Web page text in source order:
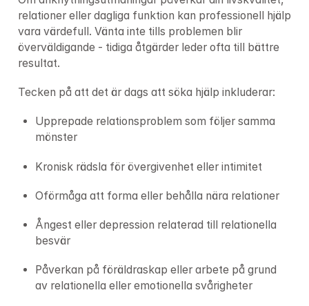
relationer eller dagliga funktion kan professionell hjälp
vara värdefull. Vänta inte tills problemen blir
överväldigande - tidiga åtgärder leder ofta till bättre
resultat.
Tecken på att det är dags att söka hjälp inkluderar:
Upprepade relationsproblem som följer samma
mönster
Kronisk rädsla för övergivenhet eller intimitet
Oförmåga att forma eller behålla nära relationer
Ångest eller depression relaterad till relationella
besvär
Påverkan på föräldraskap eller arbete på grund
av relationella eller emotionella svårigheter